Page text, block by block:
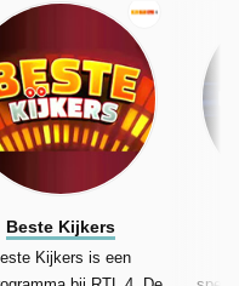
Beste Kijkers
Kijkers is een